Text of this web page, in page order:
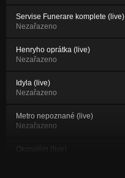
Servise Funerare komplete (live)
Nezařazeno
Henryho oprátka (live)
Nezařazeno
Idyla (live)
Nezařazeno
Metro nepoznané (live)
Nezařazeno
Okoralém (live)